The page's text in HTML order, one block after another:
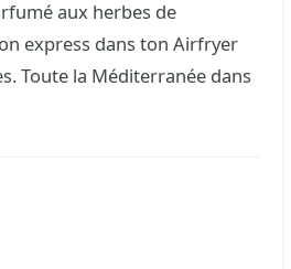
aux herbes de
express dans ton Airfryer
Toute la Méditerranée dans